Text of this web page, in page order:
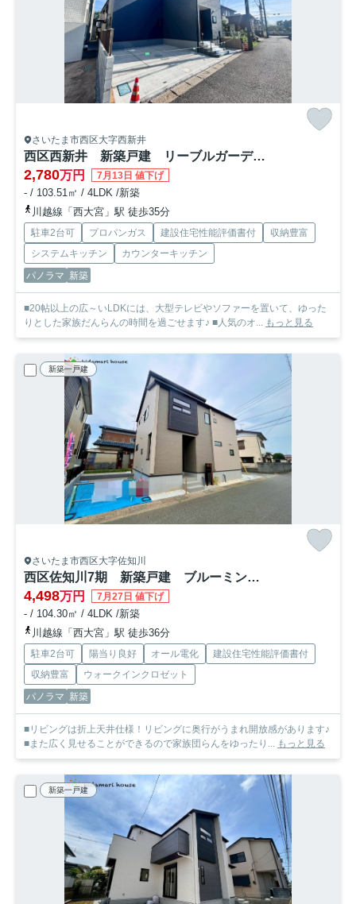
さいたま市西区大字西新井
西区西新井 新築戸建 リーブルガーデン01
2,780万円 7月13日 値下げ
- / 103.51㎡ / 4LDK /新築
川越線「西大宮」駅 徒歩35分
駐車2台可 プロパンガス 建設住宅性能評価書付
収納豊富
システムキッチン
カウンターキッチン
パノラマ 新築
■20帖以上の広～いLDKには、大型テレビやソファーを置いて、ゆった
りとした家族だんらんの時間を過ごせます♪ ■人気のオ... もっと見る
新築一戸建
さいたま市西区大字佐知川
西区佐知川7期 新築戸建 ブルーミング01
4,498万円 7月27日 値下げ
- / 104.30㎡ / 4LDK /新築
川越線「西大宮」駅 徒歩36分
駐車2台可 陽当り良好 オール電化
建設住宅性能評価書付
収納豊富
ウォークインクロゼット
パノラマ 新築
■リビングは折上天井仕様！リビングに奥行がうまれ開放感があります♪
■また広く見せることができるので家族団らんをゆったり... もっと見る
新築一戸建